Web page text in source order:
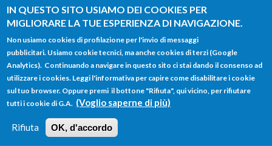
IN QUESTO SITO USIAMO DEI COOKIES PER
MIGLIORARE LA TUE ESPERIENZA DI NAVIGAZIONE.
Non usiamo cookies di profilazione per l'invio di messaggi
pubblicitari. Usiamo cookie tecnici, ma anche cookies di terzi (Google
Analytics). Continuando a navigare in questo sito ci stai dando il consenso ad
utilizzare i cookies. Leggi l'informativa per capire come disabilitare i cookie
sul tuo browser. Oppure premi il bottone "Rifiuta", qui vicino, per rifiutare
tutti i cookie di G.A. (Voglio saperne di più)
Rifiuta OK, d'accordo
Salta al contenuto principale
FORM
DI
RICERCA
Main menu
HOME TUTTI I PROFILI
LOGIN